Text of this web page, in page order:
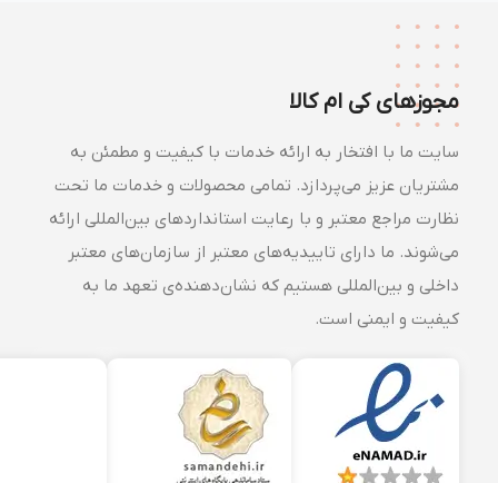
مجوزهای کی ام کالا
سایت ما با افتخار به ارائه خدمات با کیفیت و مطمئن به
مشتریان عزیز می‌پردازد. تمامی محصولات و خدمات ما تحت
نظارت مراجع معتبر و با رعایت استانداردهای بین‌المللی ارائه
می‌شوند. ما دارای تاییدیه‌های معتبر از سازمان‌های معتبر
داخلی و بین‌المللی هستیم که نشان‌دهنده‌ی تعهد ما به
کیفیت و ایمنی است.